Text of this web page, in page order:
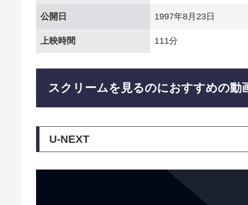
公開日 1997年8月23日
上映時間 111分
スクリームを見るのにおすすめの動
U-NEXT